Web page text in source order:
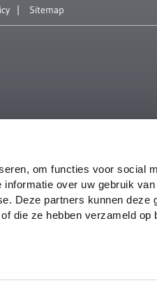
om functies voor social
over uw gebruik van
Deze partners kunnen deze
die ze hebben verzameld op
Sitemap
van de
Hier leert u onze
Steenweg
2840 Rumst
Belgium
T +32 3